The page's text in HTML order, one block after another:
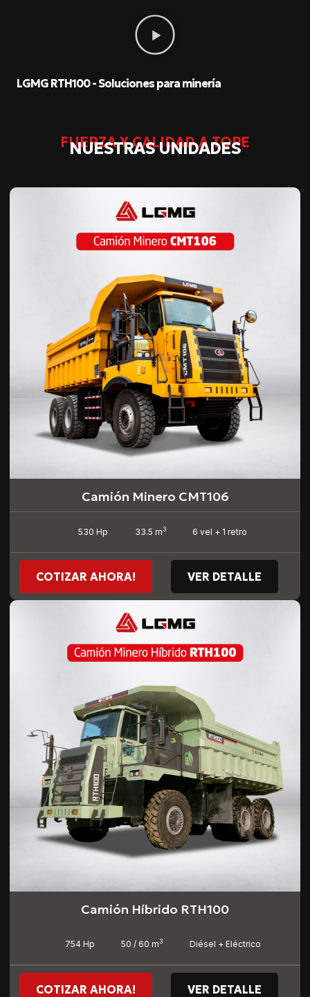
LGMG RTH100 - Soluciones para minería
FUERZA Y CALIDAD A TOPE
NUESTRAS UNIDADES
Camión Minero CMT106
530 Hp 33.5 m3 6 vel + 1 retro
COTIZAR AHORA! VER DETALLE
Camión Híbrido RTH100
754 Hp 50 / 60 m3 Diésel + Eléctrico
COTIZAR AHORA! VER DETALLE